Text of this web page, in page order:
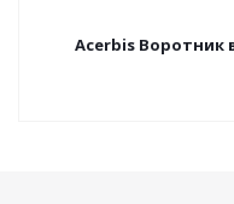
Acerbis Воротник